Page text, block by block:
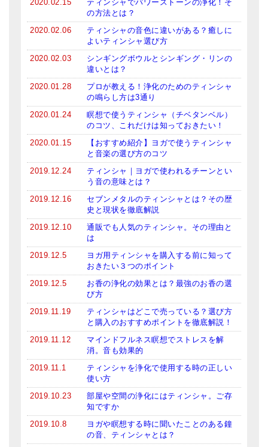
2020.02.15
ティンシャでパワーストーンの浄化！そ
の方法とは？
2020.02.06
ティンシャの音色に違いがある？癒しに
よいティンシャ選び方
2020.02.03
シンギングボウルとシンギング・リンの
違いとは？
2020.01.28
プロが教える！浄化のためのティンシャ
の鳴らし方は3通り
2020.01.24
瞑想で使うティンシャ（チベタンベル）
のコツ、これだけは知っておきたい！
2020.01.15
【おすすめ紹介】ヨガで使うティンシャ
と音楽の選び方のコツ
2019.12.24
ティンシャ｜ヨガで使われるチーンとい
う音の意味とは？
2019.12.16
セブンメタルのティンシャとは？その歴
史と現状を徹底解説
2019.12.10
通販でも人気のティンシャ。その理由と
は
2019.12.5
ヨガ用ティンシャを購入する前に知って
おきたい３つのポイント
2019.12.5
お香の浄化の効果とは？最強のお香の選
び方
2019.11.19
ティンシャはどこで売っている？選び方
と購入のおすすめポイントを徹底解説！
2019.11.12
マインドフルネス瞑想でストレスを解
消。音も効果的
2019.11.1
ティンシャを浄化で使用する時の正しい
使い方
2019.10.23
部屋や空間の浄化にはティンシャ。ご存
知ですか
2019.10.8
ヨガや瞑想する時に聞いたことのある鐘
の音、ティンシャとは？